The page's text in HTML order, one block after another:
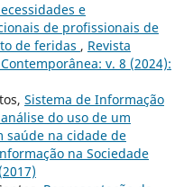
e
de profissionais de
de feridas , Revista
v. 8 (2024):
Sistema de Informação
do uso de um
saúde na cidade de
na Sociedade